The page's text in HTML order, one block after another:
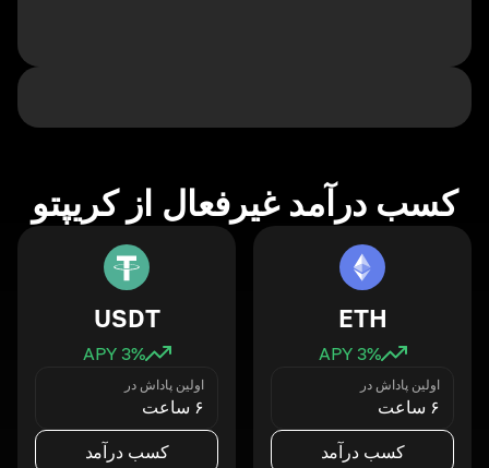
کسب درآمد غیرفعال از کریپتو
ETH
3% APY
اولین پاداش در
۶ ساعت
کسب درآمد
USDT
3% APY
اولین پاداش در
۶ ساعت
کسب درآمد